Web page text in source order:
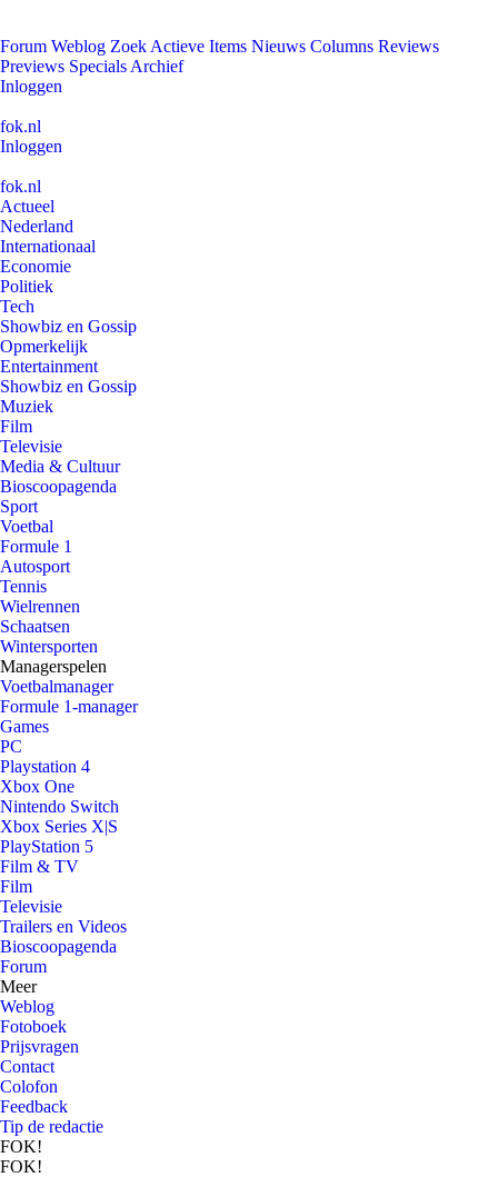
Forum Weblog Zoek Actieve Items Nieuws Columns Reviews
Previews Specials Archief
Inloggen
fok.nl
Inloggen
fok.nl
Actueel
Nederland
Internationaal
Economie
Politiek
Tech
Showbiz en Gossip
Opmerkelijk
Entertainment
Showbiz en Gossip
Muziek
Film
Televisie
Media & Cultuur
Bioscoopagenda
Sport
Voetbal
Formule 1
Autosport
Tennis
Wielrennen
Schaatsen
Wintersporten
Managerspelen
Voetbalmanager
Formule 1-manager
Games
PC
Playstation 4
Xbox One
Nintendo Switch
Xbox Series X|S
PlayStation 5
Film & TV
Film
Televisie
Trailers en Videos
Bioscoopagenda
Forum
Meer
Weblog
Fotoboek
Prijsvragen
Contact
Colofon
Feedback
Tip de redactie
FOK!
FOK!